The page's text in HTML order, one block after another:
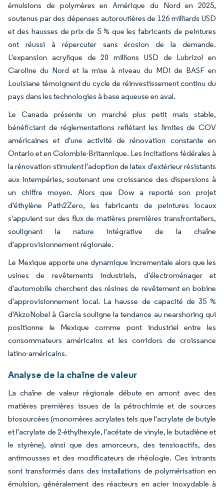
émulsions de polymères en Amérique du Nord en 2025,
soutenus par des dépenses autoroutières de 126 milliards USD
et des hausses de prix de 5 % que les fabricants de peintures
ont réussi à répercuter sans érosion de la demande.
L'expansion acrylique de 20 millions USD de Lubrizol en
Caroline du Nord et la mise à niveau du MDI de BASF en
Louisiane témoignent du cycle de réinvestissement continu du
pays dans les technologies à base aqueuse en aval.
Le Canada présente un marché plus petit mais stable,
bénéficiant de réglementations reflétant les limites de COV
américaines et d'une activité de rénovation constante en
Ontario et en Colombie-Britannique. Les incitations fédérales à
la rénovation stimulent l'adoption de latex d'extérieur résistants
aux intempéries, soutenant une croissance des dispersions à
un chiffre moyen. Alors que Dow a reporté son projet
d'éthylène Path2Zero, les fabricants de peintures locaux
s'appuient sur des flux de matières premières transfrontaliers,
soulignant la nature intégrative de la chaîne
d'approvisionnement régionale.
Le Mexique apporte une dynamique incrementale alors que les
usines de revêtements industriels, d'électroménager et
d'automobile cherchent des résines de revêtement en bobine
d'approvisionnement local. La hausse de capacité de 35 %
d'AkzoNobel à García souligne la tendance au nearshoring qui
positionne le Mexique comme pont industriel entre les
consommateurs américains et les corridors de croissance
latino-américains.
Analyse de la chaîne de valeur
La chaîne de valeur régionale débute en amont avec des
matières premières issues de la pétrochimie et de sources
biosourcées (monomères acrylates tels que l'acrylate de butyle
et l'acrylate de 2-éthylhexyle, l'acétate de vinyle, le butadiène et
le styrène), ainsi que des amorceurs, des tensioactifs, des
antimousses et des modificateurs de rhéologie. Ces intrants
sont transformés dans des installations de polymérisation en
émulsion, généralement des réacteurs en acier inoxydable à